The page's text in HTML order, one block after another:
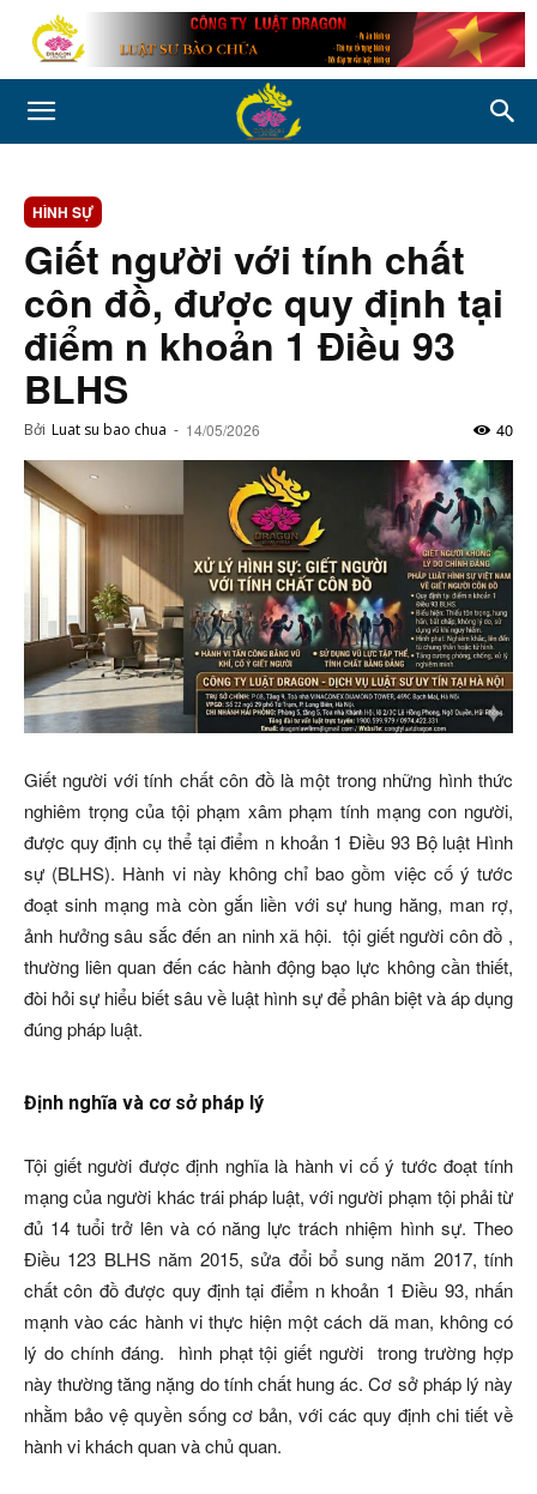
HÌNH SỰ
Giết người với tính chất
côn đồ, được quy định tại
điểm n khoản 1 Điều 93
BLHS
Bởi Luat su bao chua - 14/05/2026 40
Giết người với tính chất côn đồ là một trong những hình thức
nghiêm trọng của tội phạm xâm phạm tính mạng con người,
được quy định cụ thể tại điểm n khoản 1 Điều 93 Bộ luật Hình
sự (BLHS). Hành vi này không chỉ bao gồm việc cố ý tước
đoạt sinh mạng mà còn gắn liền với sự hung hăng, man rợ,
ảnh hưởng sâu sắc đến an ninh xã hội. tội giết người côn đồ ,
thường liên quan đến các hành động bạo lực không cần thiết,
đòi hỏi sự hiểu biết sâu về luật hình sự để phân biệt và áp dụng
đúng pháp luật.
Định nghĩa và cơ sở pháp lý
Tội giết người được định nghĩa là hành vi cố ý tước đoạt tính
mạng của người khác trái pháp luật, với người phạm tội phải từ
đủ 14 tuổi trở lên và có năng lực trách nhiệm hình sự. Theo
Điều 123 BLHS năm 2015, sửa đổi bổ sung năm 2017, tính
chất côn đồ được quy định tại điểm n khoản 1 Điều 93, nhấn
mạnh vào các hành vi thực hiện một cách dã man, không có
lý do chính đáng.
hình phạt tội giết người trong trường hợp
này thường tăng nặng do tính chất hung ác. Cơ sở pháp lý này
nhằm bảo vệ quyền sống cơ bản, với các quy định chi tiết về
hành vi khách quan và chủ quan.